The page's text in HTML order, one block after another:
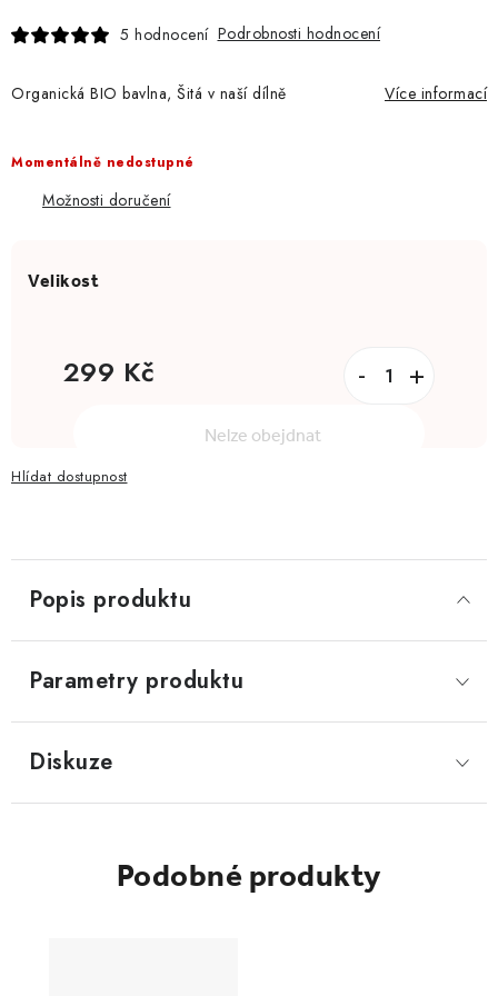
5 hodnocení Podrobnosti hodnocení
Organická BIO bavlna, Šitá v naší dílně Více informací
Momentálně nedostupné
Možnosti doručení
299 Kč
Nelze obejdnat
Hlídat
Popis produktu
Parametry produktu
Diskuze
Podobné produkty